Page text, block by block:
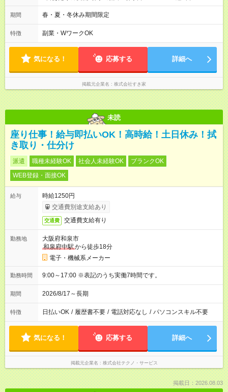
2h～OK ＜シフト例＞ 〇朝帯 5:00-9:00 〇昼帯 9:00-14:00 〇午
後帯 14:00-18:00 〇夜帯 18:00-22:00 〇深夜帯 22:00-翌5:00 基
ます♪
期間 春・夏・冬休み期間限定
特徴 副業・WワークOK
気になる！ 応募する 詳細へ
掲載元企業名 株式会社すき家
未読
座り仕事！給与即払いOK！高時給！土日休み！拭
き取り・仕分け
派遣 職種未経験OK 社会人未経験OK
ブランクOK
WEB登録・面接OK
給与
時給1250円
交通費別途支給あり
交通費 交通費支給有り
勤務地
大阪府和泉市
和泉府中駅から徒歩18分
電子・機械系メーカー
勤務時間 9:00～17:00 ※表記のうち実働7時間です。
期間 2026/8/17～長期
特徴 日払いOK / 履歴書不要 / 電話対応なし / パソコンスキル不要
気になる！ 応募する 詳細へ
掲載元企業名 株式会社テクノ・サービス
掲載日：2026.08.03